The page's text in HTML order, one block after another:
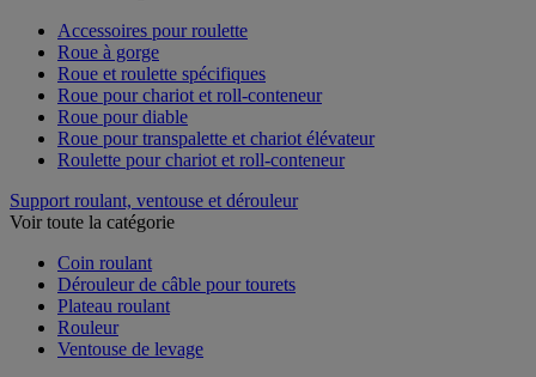
Accessoires pour roulette
Roue à gorge
Roue et roulette spécifiques
Roue pour chariot et roll-conteneur
Roue pour diable
Roue pour transpalette et chariot élévateur
Roulette pour chariot et roll-conteneur
Support roulant, ventouse et dérouleur
Voir toute la catégorie
Coin roulant
Dérouleur de câble pour tourets
Plateau roulant
Rouleur
Ventouse de levage